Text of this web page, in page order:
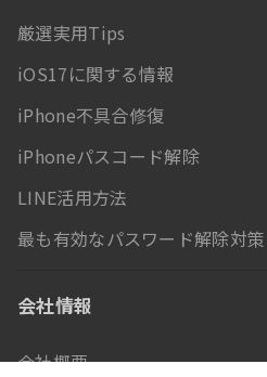
厳選実用Tips
iOS17に関する情報
iPhone不具合修復
iPhoneパスコード解除
LINE活用方法
最も有効なパスワード解除対策
会社情報
会社概要